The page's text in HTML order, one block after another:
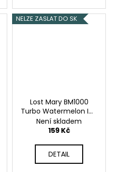
NELZE ZASLAT DO SK
Lost Mary BM1000
Turbo Watermelon ICE
20mgLedový meloun
Není skladem
159 Kč
DETAIL